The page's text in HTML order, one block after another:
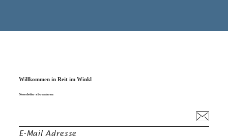
Willkommen in Reit im Winkl
Newsletter abonnieren
E-Mail Adresse